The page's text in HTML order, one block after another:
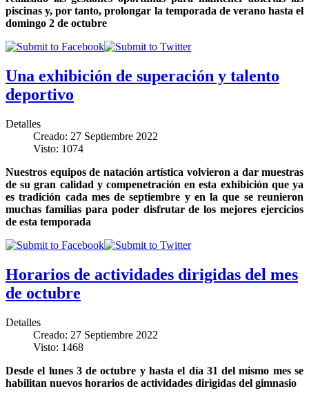
piscinas y, por tanto, prolongar la temporada de verano hasta el
domingo 2 de octubre
Una exhibición de superación y talento
deportivo
Detalles
Creado: 27 Septiembre 2022
Visto: 1074
Nuestros equipos de natación artística volvieron a dar muestras
de su gran calidad y compenetración en esta exhibición que ya
es tradición cada mes de septiembre y en la que se reunieron
muchas familias para poder disfrutar de los mejores ejercicios
de esta temporada
Horarios de actividades dirigidas del mes
de octubre
Detalles
Creado: 27 Septiembre 2022
Visto: 1468
Desde el lunes 3 de octubre y hasta el día 31 del mismo mes se
habilitan nuevos horarios de actividades dirigidas del gimnasio